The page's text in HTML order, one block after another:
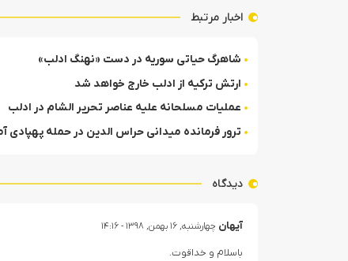
اخبار مرتبط
شاهرگ حیاتی سوریه در دست «نهنگ ادلب»
ارتش ترکیه از ادلب خارج خواهد شد
عملیات مسلحانه علیه عناصر تحریر الشام در ادلب
ترور فرمانده میدانی حراس الدین در حمله پهپادی
دیدگاه
آیهان چهارشنبه, ۱۶ بهمن, ۱۳۹۸ - ۱۴:۱۶
باسلام و خداقوت.